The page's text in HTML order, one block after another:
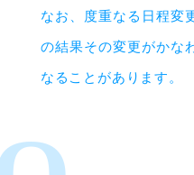
なお、度重なる日程変
の結果その変更がかな
なることがあります。